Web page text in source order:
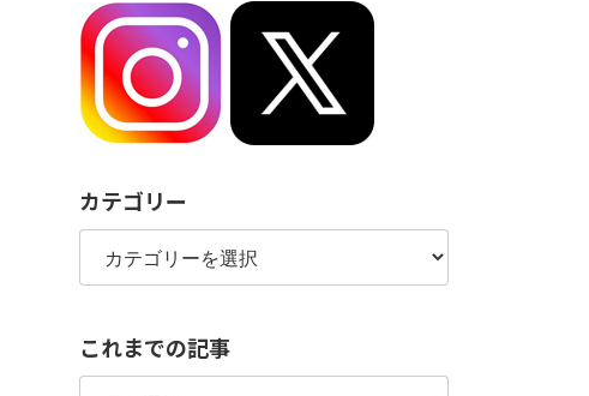
カテゴリー
カ
ゴ
ー
これまでの記事
こ